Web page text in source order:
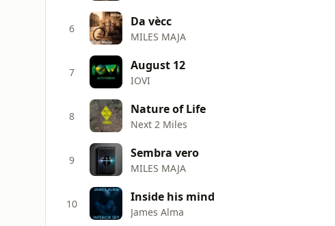
6 Da vècc
MILES MAJA
7 August 12
IOVI
8 Nature of Life
Next 2 Miles
9 Sembra vero
MILES MAJA
10 Inside his mind
James Alma